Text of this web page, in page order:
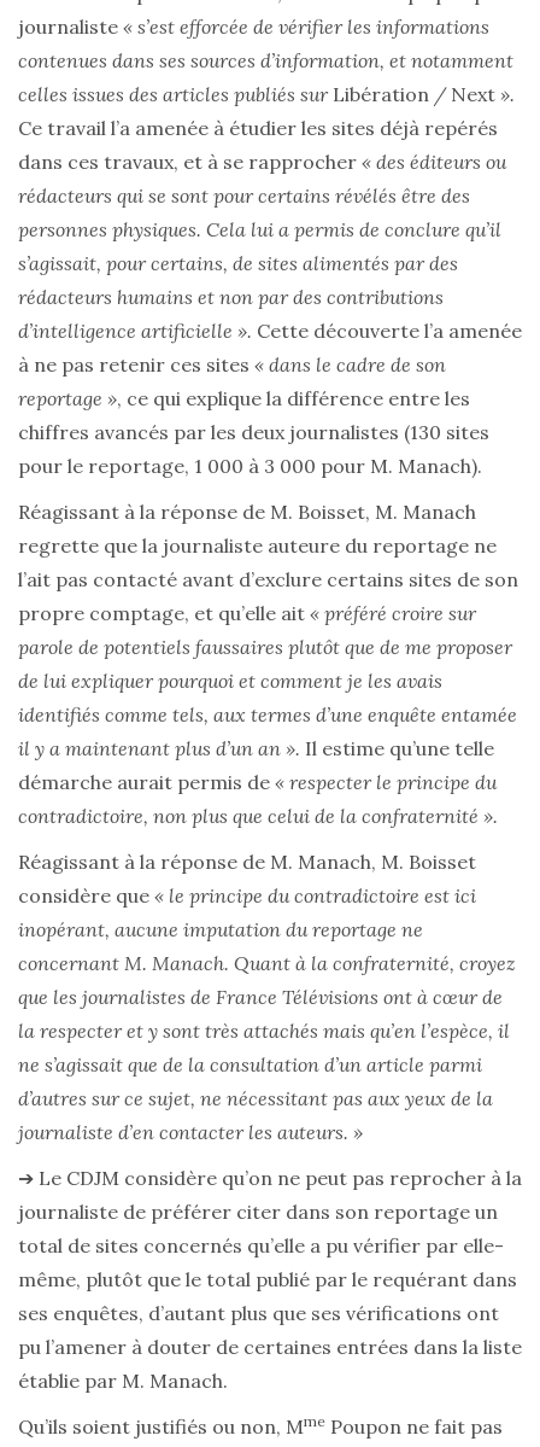
journaliste « s’est efforcée de vérifier les informations
contenues dans ses sources d’information, et notamment
celles issues des articles publiés sur Libération / Next ».
Ce travail l’a amenée à étudier les sites déjà repérés
dans ces travaux, et à se rapprocher « des éditeurs ou
rédacteurs qui se sont pour certains révélés être des
personnes physiques. Cela lui a permis de conclure qu’il
s’agissait, pour certains, de sites alimentés par des
rédacteurs humains et non par des contributions
d’intelligence artificielle ». Cette découverte l’a amenée
à ne pas retenir ces sites « dans le cadre de son
reportage », ce qui explique la différence entre les
chiffres avancés par les deux journalistes (130 sites
pour le reportage, 1 000 à 3 000 pour M. Manach).
Réagissant à la réponse de M. Boisset, M. Manach
regrette que la journaliste auteure du reportage ne
l’ait pas contacté avant d’exclure certains sites de son
propre comptage, et qu’elle ait « préféré croire sur
parole de potentiels faussaires plutôt que de me proposer
de lui expliquer pourquoi et comment je les avais
identifiés comme tels, aux termes d’une enquête entamée
il y a maintenant plus d’un an ». Il estime qu’une telle
démarche aurait permis de « respecter le principe du
contradictoire, non plus que celui de la confraternité ».
Réagissant à la réponse de M. Manach, M. Boisset
considère que « le principe du contradictoire est ici
inopérant, aucune imputation du reportage ne
concernant M. Manach. Quant à la confraternité, croyez
que les journalistes de France Télévisions ont à cœur de
la respecter et y sont très attachés mais qu’en l’espèce, il
ne s’agissait que de la consultation d’un article parmi
d’autres sur ce sujet, ne nécessitant pas aux yeux de la
journaliste d’en contacter les auteurs. »
➔ Le CDJM considère qu’on ne peut pas reprocher à la
journaliste de préférer citer dans son reportage un
total de sites concernés qu’elle a pu vérifier par elle-
même, plutôt que le total publié par le requérant dans
ses enquêtes, d’autant plus que ses vérifications ont
pu l’amener à douter de certaines entrées dans la liste
établie par M. Manach.
Qu’ils soient justifiés ou non, Mme Poupon ne fait pas